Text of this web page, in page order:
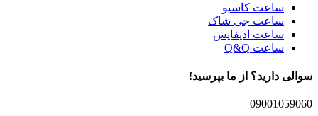
ساعت کاسیو
ساعت جی شاک
ساعت ادیفایس
ساعت Q&Q
سوالی دارید؟ از ما بپرسید!
09001059060